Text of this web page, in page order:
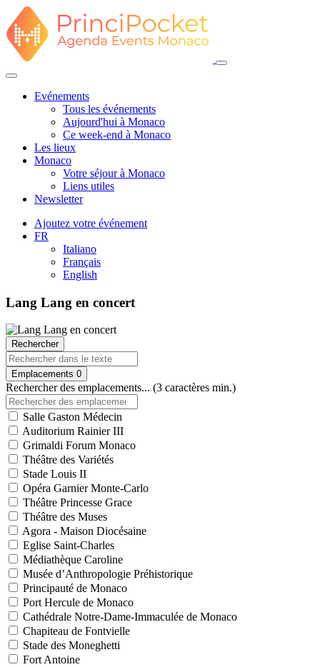
Evénements
Tous les événements
Aujourd'hui à Monaco
Ce week-end à Monaco
Les lieux
Monaco
Votre séjour à Monaco
Liens utiles
Newsletter
Ajoutez votre événement
FR
Italiano
Français
English
Lang Lang en concert
Rechercher
Emplacements 0
Rechercher des emplacements... (3 caractères min.)
Salle Gaston Médecin
Auditorium Rainier III
Grimaldi Forum Monaco
Théâtre des Variétés
Stade Louis II
Opéra Garnier Monte-Carlo
Théâtre Princesse Grace
Théâtre des Muses
Agora - Maison Diocésaine
Eglise Saint-Charles
Médiathèque Caroline
Musée d’Anthropologie Préhistorique
Principauté de Monaco
Port Hercule de Monaco
Cathédrale Notre-Dame-Immaculée de Monaco
Chapiteau de Fontvielle
Stade des Moneghetti
Fort Antoine